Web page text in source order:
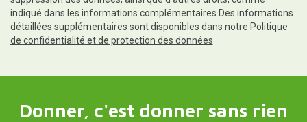
indiqué dans les informations complémentaires.Des informations
détaillées supplémentaires sont disponibles dans notre Politique
de confidentialité et de protection des données
Donner, c'est donner sans rien